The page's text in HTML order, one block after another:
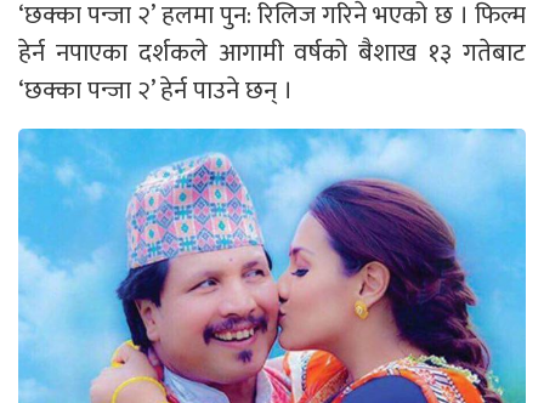
‘छक्का पन्जा २’ हलमा पुन: रिलिज गरिने भएको छ । फिल्म
हेर्न नपाएका दर्शकले आगामी वर्षको बैशाख १३ गतेबाट
‘छक्का पन्जा २’ हेर्न पाउने छन् ।